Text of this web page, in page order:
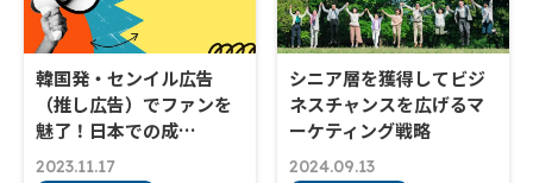
韓国発・センイル広告
（推し広告）でファンを
魅了！日本での成…
2023.11.17
シニア層を獲得してビジ
ネスチャンスを広げるマ
ーケティング戦略
2024.09.13